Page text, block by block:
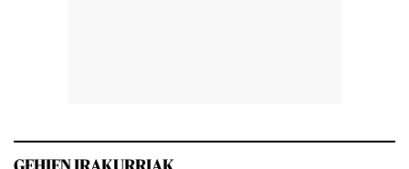
GEHIEN IRAKURRIAK